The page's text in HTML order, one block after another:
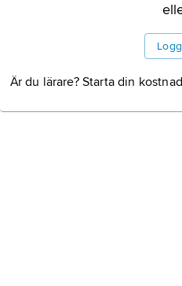
Är du lärare? Starta din